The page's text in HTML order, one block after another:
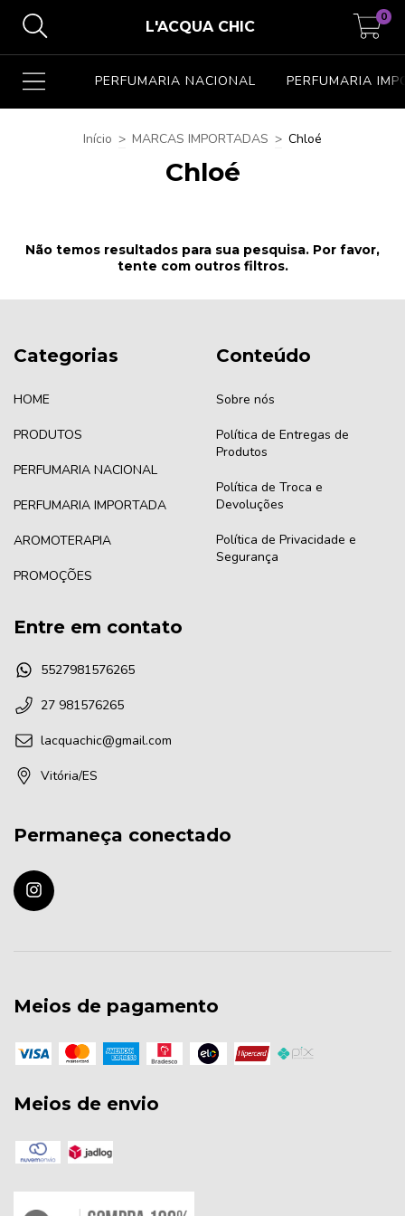
L'ACQUA CHIC
0
PERFUMARIA NACIONAL PERFUMARIA
Início > MARCAS IMPORTADAS > Chloé
Chloé
Não temos resultados para sua pesquisa. Por favor,
tente com outros filtros.
Categorias
HOME
PRODUTOS
PERFUMARIA NACIONAL
PERFUMARIA IMPORTADA
AROMOTERAPIA
PROMOÇÕES
Conteúdo
Sobre nós
Política de Entregas de
Produtos
Política de Troca e
Devoluções
Política de Privacidade e
Segurança
Entre em contato
5527981576265
27 981576265
lacquachic@gmail.com
Vitória/ES
Permaneça conectado
Meios de pagamento
Meios de envio